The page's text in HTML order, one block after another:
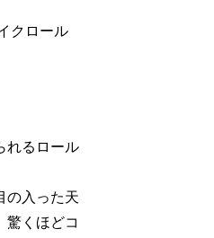
クロール
れるロール
の入った天
驚くほどコ